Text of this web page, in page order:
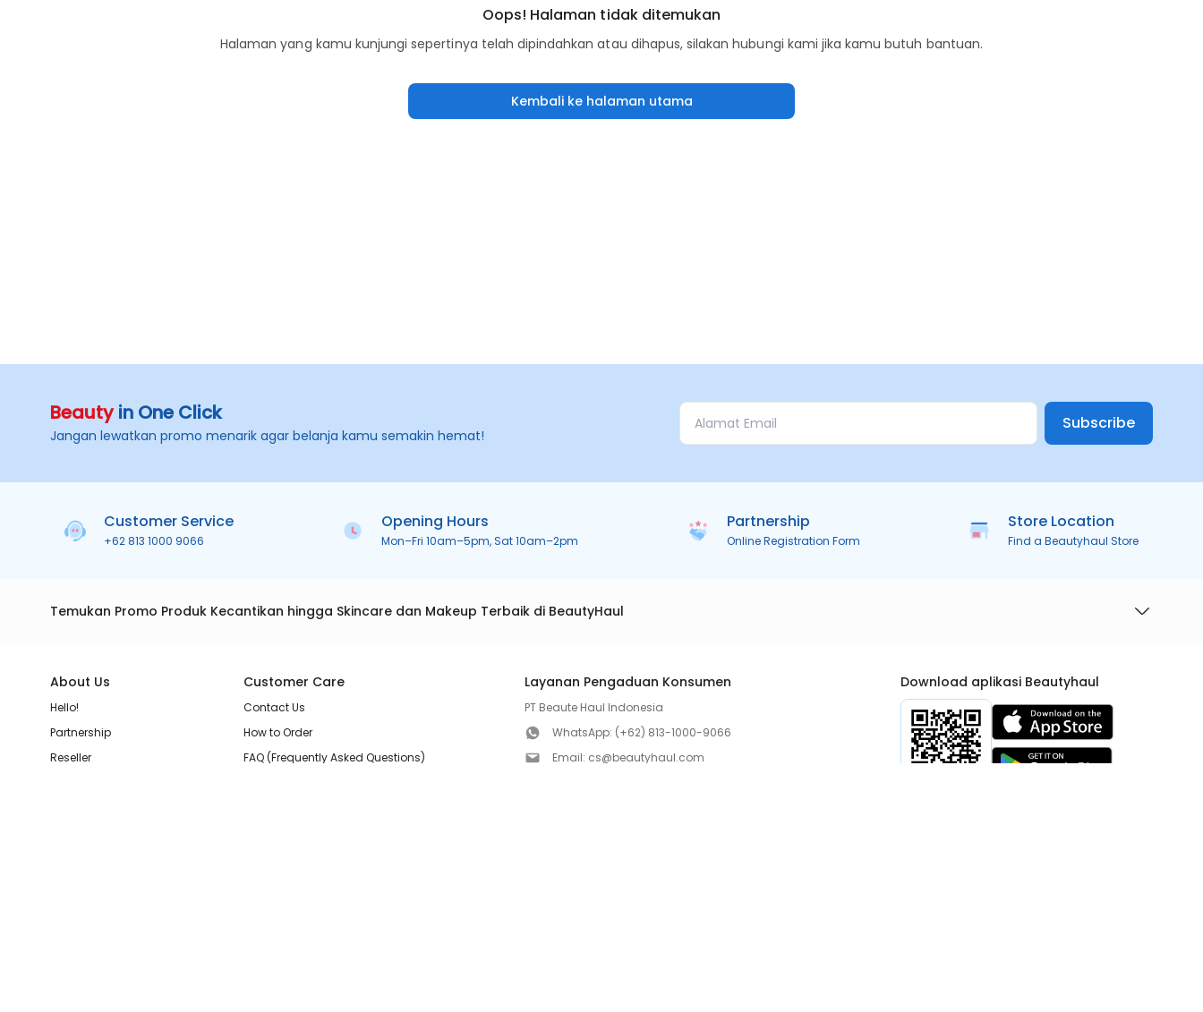
Oops! Halaman tidak ditemukan
Halaman yang kamu kunjungi sepertinya telah dipindahkan atau dihapus, silakan hubungi kami jika kamu butuh bantuan.
Kembali ke halaman utama
Beautyin One Click
Jangan lewatkan promo menarik agar belanja kamu semakin hemat!
Subscribe
Customer Service
+62 813 1000 9066
Opening Hours
Mon–Fri 10am–5pm, Sat 10am–2pm
Partnership
Online Registration Form
Store Location
Find a Beautyhaul Store
Temukan Promo Produk Kecantikan hingga Skincare dan Makeup Terbaik di BeautyHaul
About Us
Hello!
Partnership
Reseller
Customer Care
Contact Us
How to Order
FAQ (Frequently Asked Questions)
Layanan Pengaduan Konsumen
PT Beaute Haul Indonesia
WhatsApp: (+62) 813-1000-9066
Email: cs@beautyhaul.com
Download aplikasi Beautyhaul